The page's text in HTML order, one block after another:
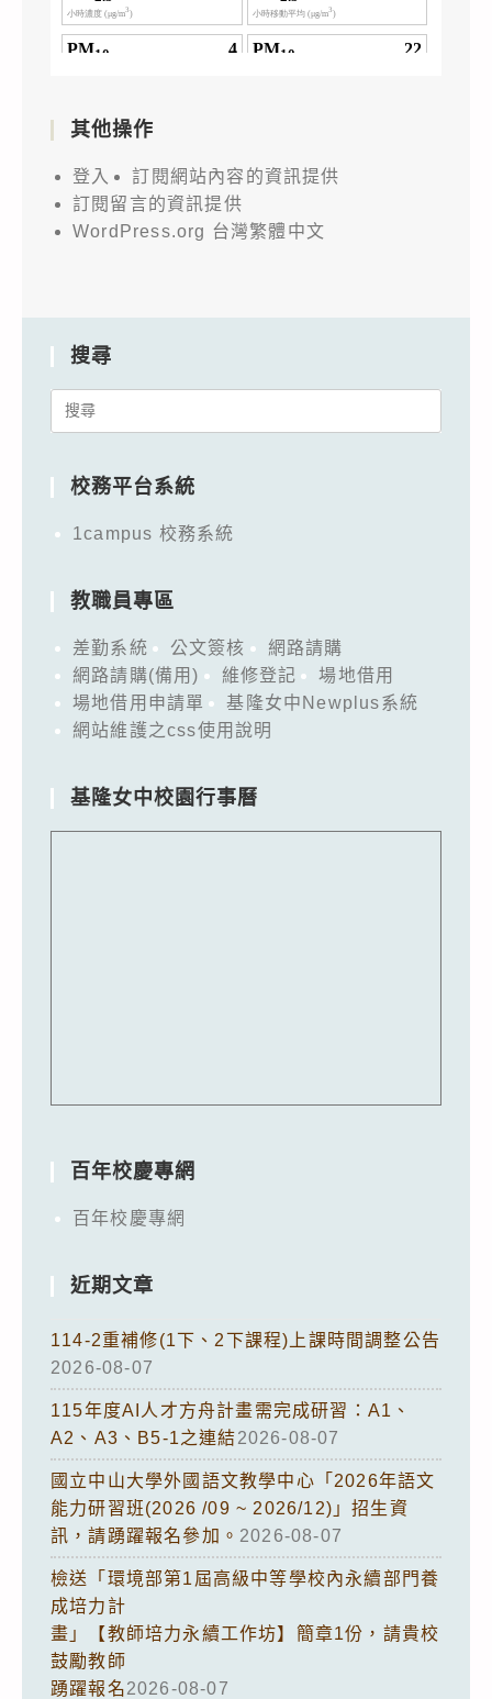
其他操作
登入
訂閱網站內容的資訊提供
訂閱留言的資訊提供
WordPress.org 台灣繁體中文
搜尋
Search
校務平台系統
1campus 校務系統
教職員專區
差勤系統 公文簽核
網路請購
網路請購(備用)
維修登記
場地借用
場地借用申請單
基隆女中Newplus系統
網站維護之css使用說明
基隆女中校園行事曆
百年校慶專網
百年校慶專網
近期文章
114-2重補修(1下、2下課程)上課時間調整公告
2026-08-07
115年度AI人才方舟計畫需完成研習：A1、
A2、A3、B5-1之連結2026-08-07
國立中山大學外國語文教學中心「2026年語文
能力研習班(2026 /09 ~ 2026/12)」招生資
訊，請踴躍報名參加。 2026-08-07
檢送「環境部第1屆高級中等學校內永續部門養
成培力計
畫」【教師培力永續工作坊】簡章1份，請貴校
鼓勵教師
踴躍報名2026-08-07